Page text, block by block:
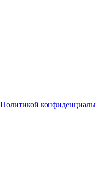
Политикой